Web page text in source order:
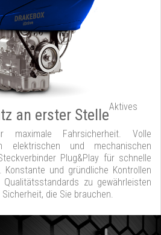
an erster StelleAktives
maximale Fahrsicherheit. Volle
elektrischen und mechanischen
Plug&Play für schnelle
und gründliche Kontrollen
zu gewährleisten
die Sie brauchen.